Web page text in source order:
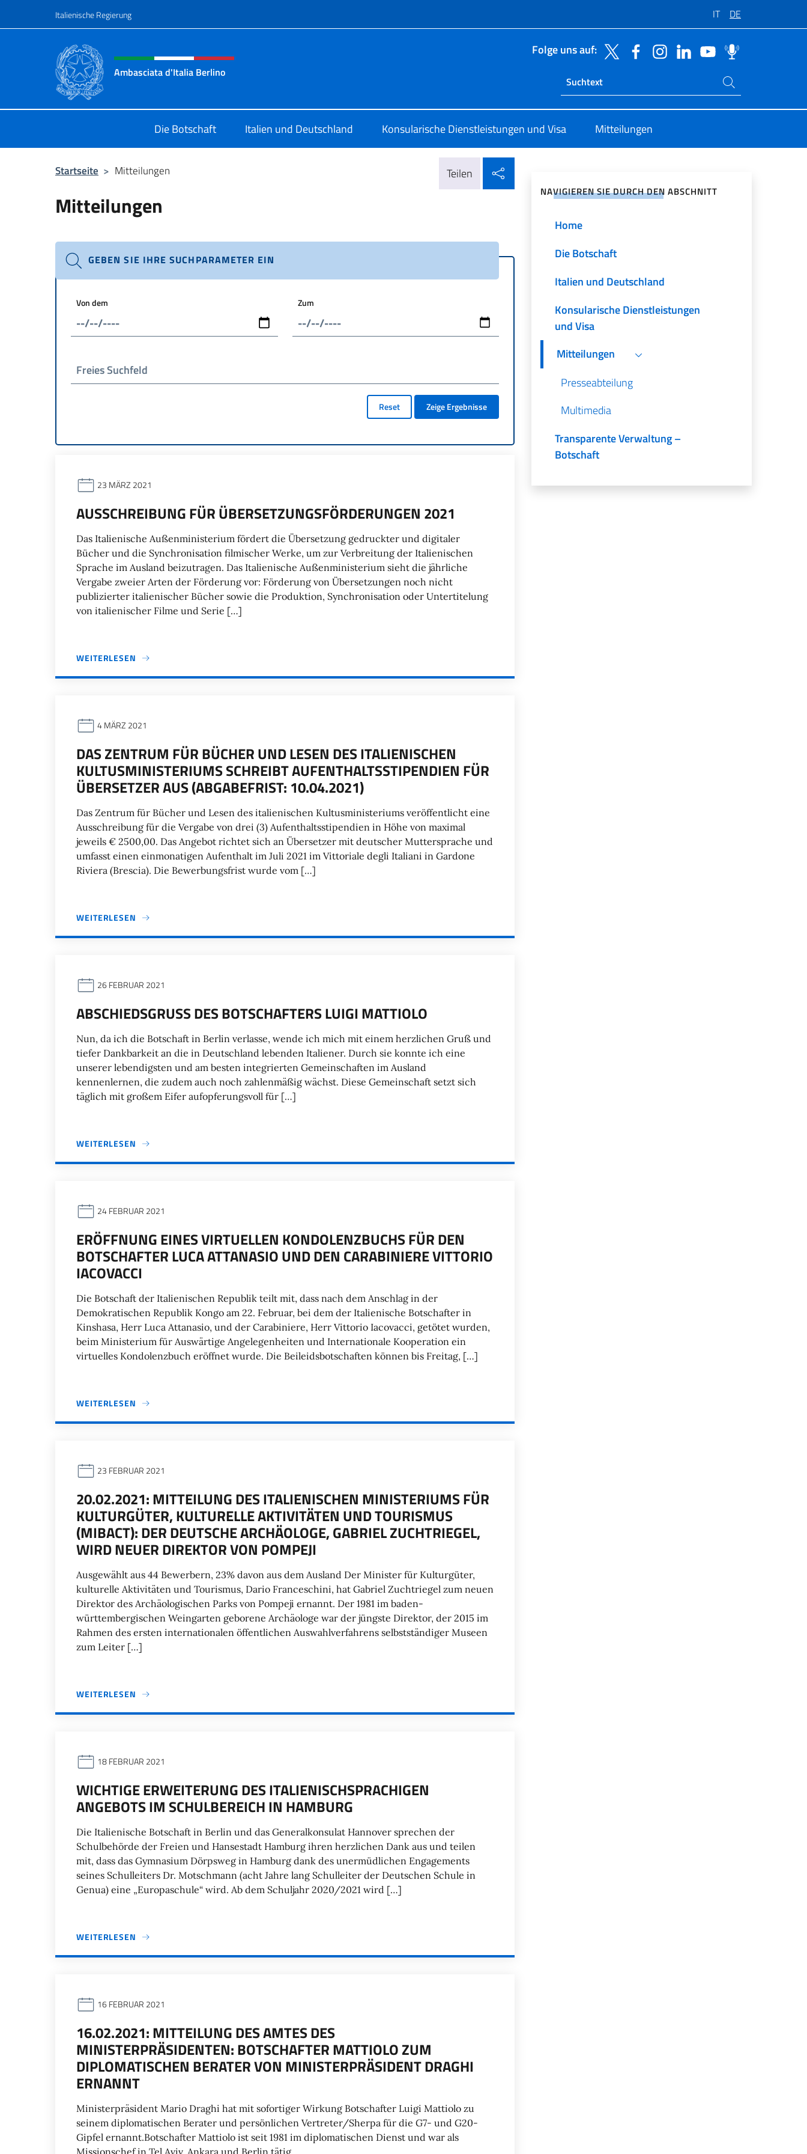
Italienische Regierung IT DE
Header-Site, Social und Menü
Ambasciata d'Italia Berlino
Folge uns auf:
Ricerca sito live
Suchen Sie auf der Website
Die Botschaft Italien und Deutschland Konsularische Dienstleistungen und Visa Mitteilungen
Startseite > Mitteilungen Teilen
Mitteilungen
GEBEN SIE IHRE SUCHPARAMETER EIN
Von dem Zum
Freies Suchfeld
Reset Zeige Ergebnisse
23 MÄRZ 2021
AUSSCHREIBUNG FÜR ÜBERSETZUNGSFÖRDERUNGEN 2021
Das Italienische Außenministerium fördert die Übersetzung gedruckter und digitaler
Bücher und die Synchronisation filmischer Werke, um zur Verbreitung der Italienischen
Sprache im Ausland beizutragen. Das Italienische Außenministerium sieht die jährliche
Vergabe zweier Arten der Förderung vor: Förderung von Übersetzungen noch nicht
publizierter italienischer Bücher sowie die Produktion, Synchronisation oder Untertitelung
von italienischer Filme und Serie […]
WEITERLESEN
4 MÄRZ 2021
DAS ZENTRUM FÜR BÜCHER UND LESEN DES ITALIENISCHEN
KULTUSMINISTERIUMS SCHREIBT AUFENTHALTSSTIPENDIEN FÜR
ÜBERSETZER AUS (ABGABEFRIST: 10.04.2021)
Das Zentrum für Bücher und Lesen des italienischen Kultusministeriums veröffentlicht eine
Ausschreibung für die Vergabe von drei (3) Aufenthaltsstipendien in Höhe von maximal
jeweils € 2500,00. Das Angebot richtet sich an Übersetzer mit deutscher Muttersprache und
umfasst einen einmonatigen Aufenthalt im Juli 2021 im Vittoriale degli Italiani in Gardone
Riviera (Brescia). Die Bewerbungsfrist wurde vom […]
WEITERLESEN
26 FEBRUAR 2021
ABSCHIEDSGRUSS DES BOTSCHAFTERS LUIGI MATTIOLO
Nun, da ich die Botschaft in Berlin verlasse, wende ich mich mit einem herzlichen Gruß und
tiefer Dankbarkeit an die in Deutschland lebenden Italiener. Durch sie konnte ich eine
unserer lebendigsten und am besten integrierten Gemeinschaften im Ausland
kennenlernen, die zudem auch noch zahlenmäßig wächst. Diese Gemeinschaft setzt sich
täglich mit großem Eifer aufopferungsvoll für […]
WEITERLESEN
24 FEBRUAR 2021
ERÖFFNUNG EINES VIRTUELLEN KONDOLENZBUCHS FÜR DEN
BOTSCHAFTER LUCA ATTANASIO UND DEN CARABINIERE VITTORIO
IACOVACCI
Die Botschaft der Italienischen Republik teilt mit, dass nach dem Anschlag in der
Demokratischen Republik Kongo am 22. Februar, bei dem der Italienische Botschafter in
Kinshasa, Herr Luca Attanasio, und der Carabiniere, Herr Vittorio Iacovacci, getötet wurden,
beim Ministerium für Auswärtige Angelegenheiten und Internationale Kooperation ein
virtuelles Kondolenzbuch eröffnet wurde. Die Beileidsbotschaften können bis Freitag, […]
WEITERLESEN
23 FEBRUAR 2021
20.02.2021: MITTEILUNG DES ITALIENISCHEN MINISTERIUMS FÜR
KULTURGÜTER, KULTURELLE AKTIVITÄTEN UND TOURISMUS
(MIBACT): DER DEUTSCHE ARCHÄOLOGE, GABRIEL ZUCHTRIEGEL,
WIRD NEUER DIREKTOR VON POMPEJI
Ausgewählt aus 44 Bewerbern, 23% davon aus dem Ausland Der Minister für Kulturgüter,
kulturelle Aktivitäten und Tourismus, Dario Franceschini, hat Gabriel Zuchtriegel zum neuen
Direktor des Archäologischen Parks von Pompeji ernannt. Der 1981 im baden-
württembergischen Weingarten geborene Archäologe war der jüngste Direktor, der 2015 im
Rahmen des ersten internationalen öffentlichen Auswahlverfahrens selbstständiger Museen
zum Leiter […]
WEITERLESEN
18 FEBRUAR 2021
WICHTIGE ERWEITERUNG DES ITALIENISCHSPRACHIGEN
ANGEBOTS IM SCHULBEREICH IN HAMBURG
Die Italienische Botschaft in Berlin und das Generalkonsulat Hannover sprechen der
Schulbehörde der Freien und Hansestadt Hamburg ihren herzlichen Dank aus und teilen
mit, dass das Gymnasium Dörpsweg in Hamburg dank des unermüdlichen Engagements
seines Schulleiters Dr. Motschmann (acht Jahre lang Schulleiter der Deutschen Schule in
Genua) eine „Europaschule“ wird. Ab dem Schuljahr 2020/2021 wird […]
WEITERLESEN
16 FEBRUAR 2021
16.02.2021: MITTEILUNG DES AMTES DES
MINISTERPRÄSIDENTEN: BOTSCHAFTER MATTIOLO ZUM
DIPLOMATISCHEN BERATER VON MINISTERPRÄSIDENT DRAGHI
ERNANNT
Ministerpräsident Mario Draghi hat mit sofortiger Wirkung Botschafter Luigi Mattiolo zu
seinem diplomatischen Berater und persönlichen Vertreter/Sherpa für die G7- und G20-
Gipfel ernannt.Botschafter Mattiolo ist seit 1981 im diplomatischen Dienst und war als
Missionschef in Tel Aviv, Ankara und Berlin tätig.
NAVIGIEREN SIE DURCH DEN ABSCHNITT
Home
Die Botschaft
Italien und Deutschland
Konsularische Dienstleistungen
und Visa
Mitteilungen
Presseabteilung
Multimedia
Transparente Verwaltung –
Botschaft